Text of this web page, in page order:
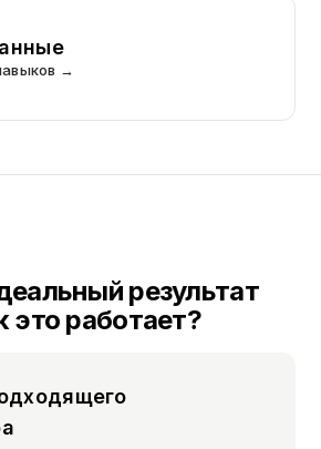
→
результат
это работает?